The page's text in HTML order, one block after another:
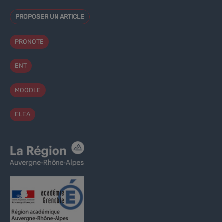
PROPOSER UN ARTICLE
PRONOTE
ENT
MOODLE
ELEA